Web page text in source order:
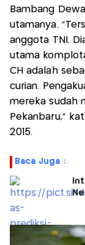
Bambang
utamanya.
anggota TNI.
utama
CH adalah
curian.
mereka sudah
Pekanbaru,"
2015.
Baca Juga :